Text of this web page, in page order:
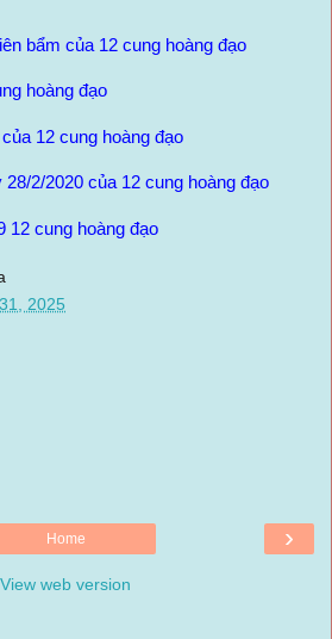
bẩm của 12 cung hoàng đạo
hoàng đạo
12 cung hoàng đạo
2/2020 của 12 cung hoàng đạo
12 cung hoàng đạo
2025
›
Home
View web version